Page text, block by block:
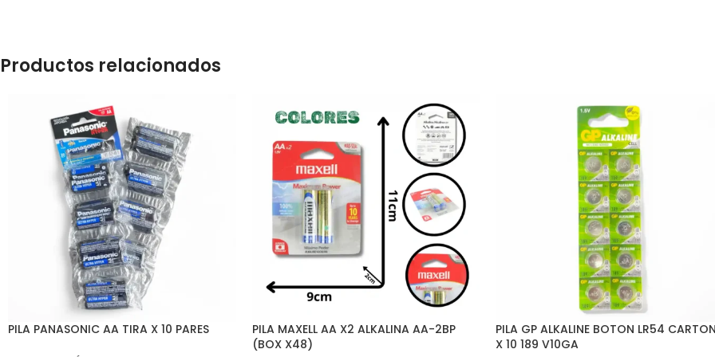
Los tiempos de entrega pueden
direcciones erróneas o
reportadas por la transportadora.
Pedidos con errores en la
entrega adicionales por las
Productos relacionados
PILA PANASONIC AA TIRA X 10 PARES
PILA MAXELL AA X2 ALKALINA AA-2BP
(BOX X48)
PILA GP ALKALINE BOTON LR54 CARTON
X 10 189 V10GA